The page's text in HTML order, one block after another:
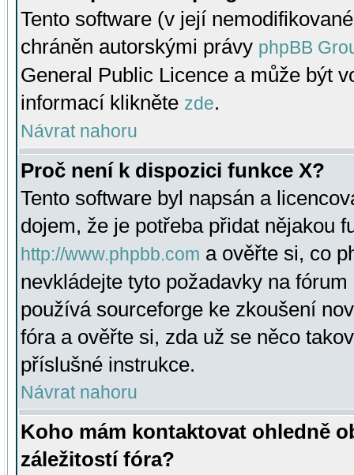
Tento software (v její
chráněn autorskými právy phpBB
General Public Licence a může být
informací klikněte zde.
Návrat nahoru
Proč není k dispozici funkce X?
Tento software byl napsán a
dojem, že je potřeba přidat nějakou
http://www.phpbb.com a ověřte si, co
nevkládejte tyto požadavky na
používá sourceforge ke zkoušení
fóra a ověřte si, zda už se něco
příslušné instrukce.
Návrat nahoru
Koho mám kontaktovat ohledně
záležitostí fóra?